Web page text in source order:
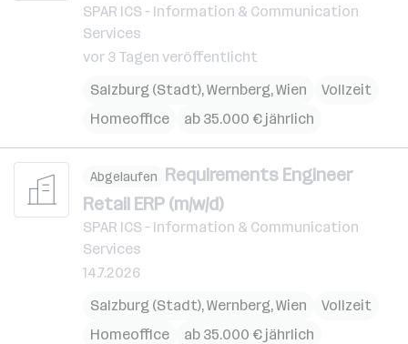
SPAR ICS – Information & Communication
Services
vor 3 Tagen veröffentlicht
Salzburg (Stadt),Wernberg,Wien
Vollzeit
Homeoffice
ab 35.000 € jährlich
Abgelaufen Requirements Engineer
Retail ERP (m/w/d)
SPAR ICS – Information & Communication
Services
14.7.2026
Salzburg (Stadt),Wernberg,Wien
Vollzeit
Homeoffice
ab 35.000 € jährlich